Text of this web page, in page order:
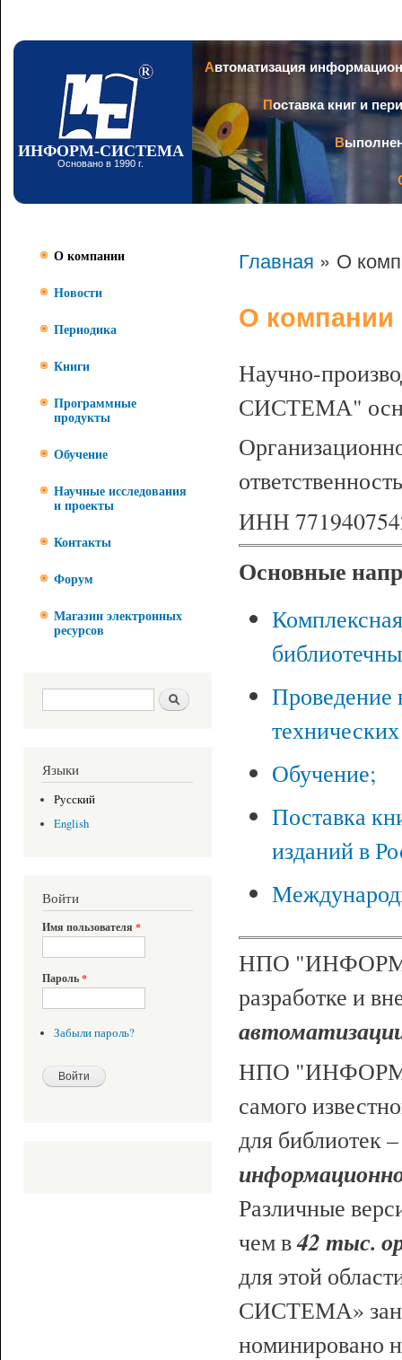
ИНФОРМ-СИСТЕМА
Основано в 1990 г.
Автоматизация
Поставка книг и
О компании
Новости
Периодика
Книги
Программные
продукты
Обучение
Научные исследования
и проекты
Контакты
Форум
Магазин электронных
ресурсов
Форма поиска Поиск
Языки
Русский
English
Войти
Имя пользователя *
Пароль*
Забыли пароль?
Главная » О
О компании
Научно-
СИСТЕМА"
ИНН
Основные
Проведение
Обучение;
Поставка
изданий в
НПО "ИНФОРМ-
разработке и
НПО "ИНФОРМ-
самого
для библиотек
Различные
чем в42 тыс.
для этой
СИСТЕМА»
номинировано